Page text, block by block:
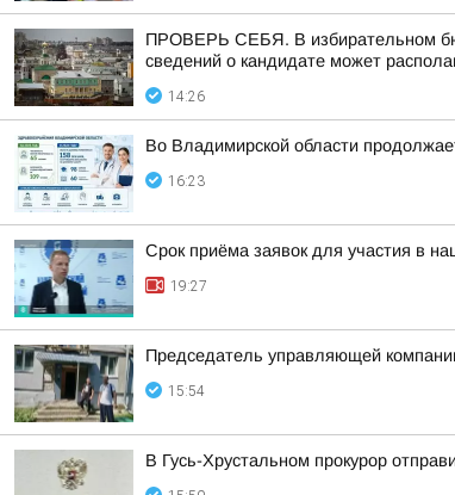
ПРОВЕРЬ СЕБЯ. В избирательном
сведений о кандидате может
14:26
Во Владимирской области
16:23
Срок приёма заявок для участия в
19:27
Председатель управляющей
15:54
В Гусь-Хрустальном прокурор